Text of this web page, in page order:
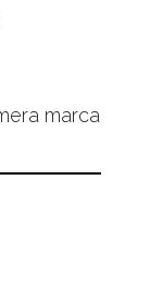
marca